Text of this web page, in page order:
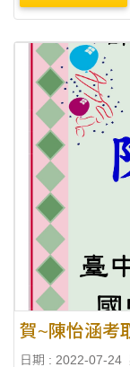
賀~陳怡涵考
日期 : 2022-07-24